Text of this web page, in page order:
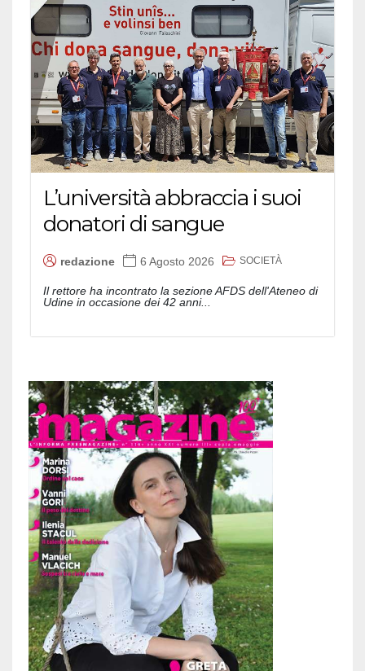
L’università abbraccia i suoi
donatori di sangue
redazione 6 Agosto 2026 SOCIETÀ
Il rettore ha incontrato la sezione AFDS dell'Ateneo di
Udine in occasione dei 42 anni...